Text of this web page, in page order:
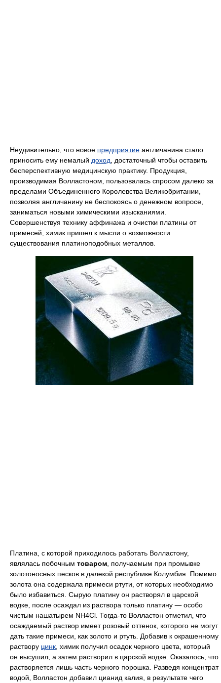
Неудивительно, что новое предприятие англичанина стало
приносить ему немалый доход , достаточный чтобы оставить
бесперспективную медицинскую практику. Продукция,
производимая Волластоном, пользовалась спросом далеко за
пределами Объединенного Королевства Великобритании,
позволяя англичанину не беспокоясь о денежном вопросе,
заниматься новыми химическими изысканиями.
Совершенствуя технику аффинажа и очистки платины от
примесей, химик пришел к мысли о возможности
существования платиноподобных металлов.
Платина, с которой приходилось работать Волластону,
являлась побочным товаром , получаемым при промывке
золотоносных песков в далекой республике Колумбия. Помимо
золота она содержала примеси ртути, от которых необходимо
было избавиться. Сырую платину он растворял в царской
водке, после осаждал из раствора только платину — особо
чистым нашатырем NH4Cl. Тогда-то Волластон отметил, что
осаждаемый раствор имеет розовый оттенок, которого не могут
дать такие примеси, как золото и ртуть. Добавив к окрашенному
раствору цинк , химик получил осадок черного цвета, который
он высушил, а затем растворил в царской водке. Оказалось, что
растворяется лишь часть черного порошка. Разведя концентрат
водой, Волластон добавил цианид калия, в результате чего